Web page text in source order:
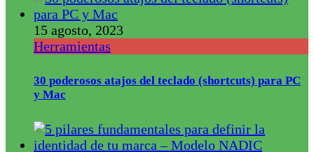
15 agosto, 2023
Herramientas
30 poderosos atajos del teclado (shortcuts) para PC
y Mac